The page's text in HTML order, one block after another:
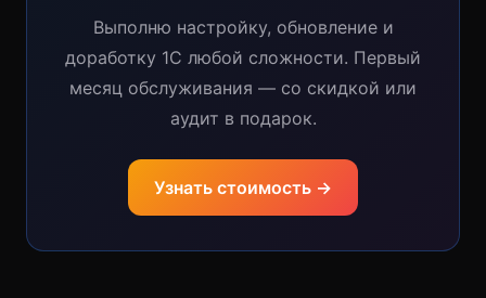
Выполню настройку, обновление и
доработку 1С любой сложности. Первый
месяц обслуживания — со скидкой или
аудит в подарок.
Узнать стоимость →